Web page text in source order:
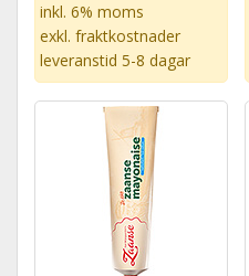
inkl. 6% moms
exkl. fraktkostnader
leveranstid 5-8 dagar